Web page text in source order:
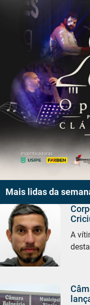
Mais lidas da
A